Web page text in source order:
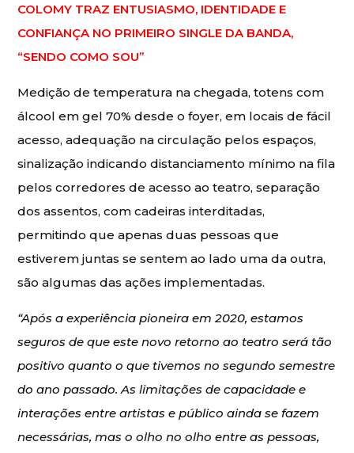
COLOMY TRAZ ENTUSIASMO, IDENTIDADE E
CONFIANÇA NO PRIMEIRO SINGLE DA BANDA,
“SENDO COMO SOU”
Medição de temperatura na chegada, totens com
álcool em gel 70% desde o foyer, em locais de fácil
acesso, adequação na circulação pelos espaços,
sinalização indicando distanciamento mínimo na fila
pelos corredores de acesso ao teatro, separação
dos assentos, com cadeiras interditadas,
permitindo que apenas duas pessoas que
estiverem juntas se sentem ao lado uma da outra,
são algumas das ações implementadas.
“Após a experiência pioneira em 2020, estamos
seguros de que este novo retorno ao teatro será tão
positivo quanto o que tivemos no segundo semestre
do ano passado. As limitações de capacidade e
interações entre artistas e público ainda se fazem
necessárias, mas o olho no olho entre as pessoas,